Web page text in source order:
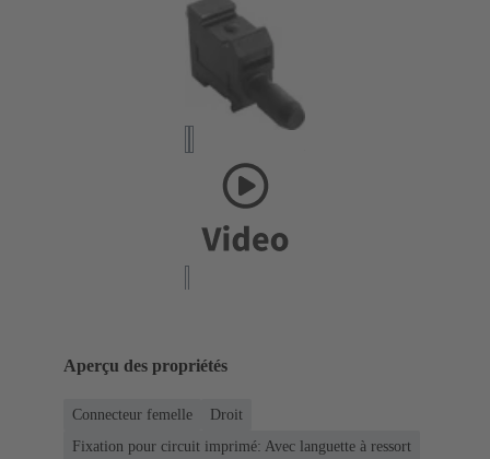
Aperçu des propriétés
Connecteur femelle
Droit
Fixation pour circuit imprimé: Avec languette à ressort